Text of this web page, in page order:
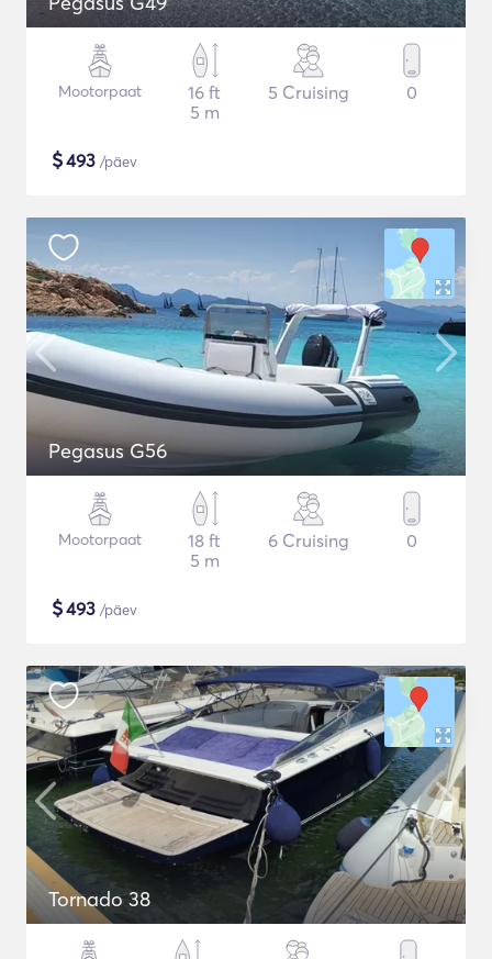
Mootorpaat
16 ft
5 m
5 Cruising 0
$493 /päev
Pegasus G56
Mootorpaat
18 ft
5 m
6 Cruising 0
$493 /päev
Tornado 38